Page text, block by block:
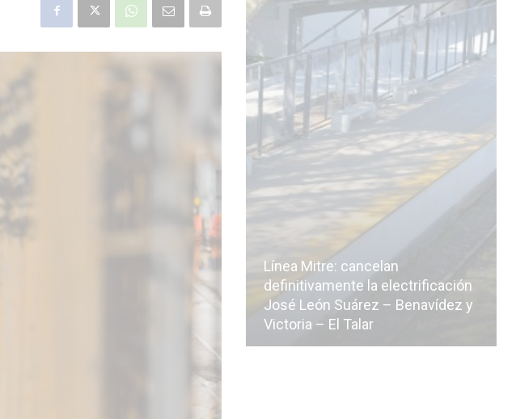
Línea Mitre: dieron oficialmente
Línea Mitre: cancelan
definitivamente la electrificación
José León Suárez – Benavídez y
Victoria – El Talar